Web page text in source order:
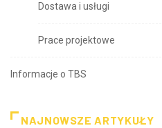
Dostawa i usługi
Prace projektowe
Informacje o TBS
NAJNOWSZE ARTYKUŁY